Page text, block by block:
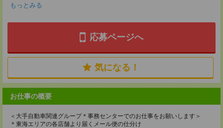
もっとみる
応募ページへ
気になる！
お仕事の概要
＜大手自動車関連グループ＊事務センターでのお仕事をお願いします＞
＊東海エリアの各店舗より届くメール便の仕分け